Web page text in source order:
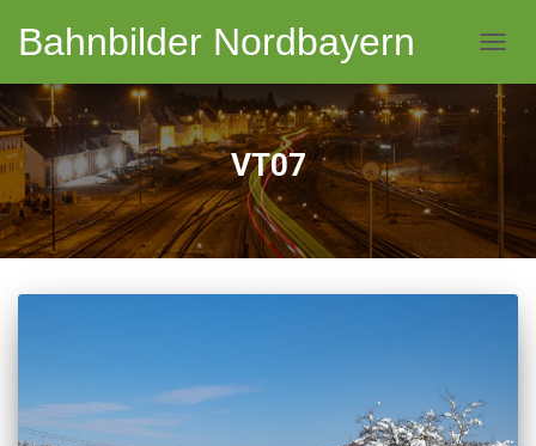
Bahnbilder Nordbayern
VT07